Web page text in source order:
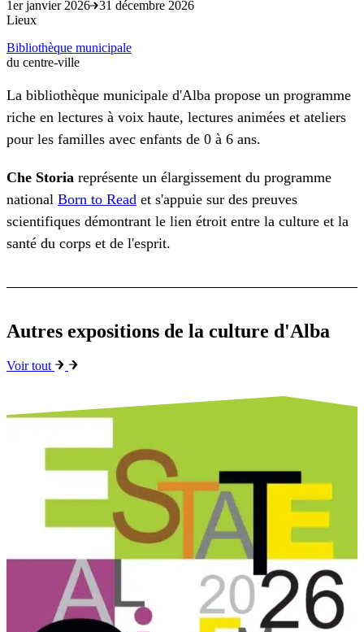
1er janvier 2026
31 décembre 2026
Lieux
Bibliothèque municipale
du centre-ville
La bibliothèque municipale d'Alba propose un programme
riche en lectures à voix haute, lectures animées et ateliers
pour les familles avec enfants de 0 à 6 ans.
Che Storia représente un élargissement du programme
national Born to Read et s'appuie sur des preuves
scientifiques démontrant le lien étroit entre la culture et la
santé du corps et de l'esprit.
Autres expositions de la culture d'Alba
Voir tout